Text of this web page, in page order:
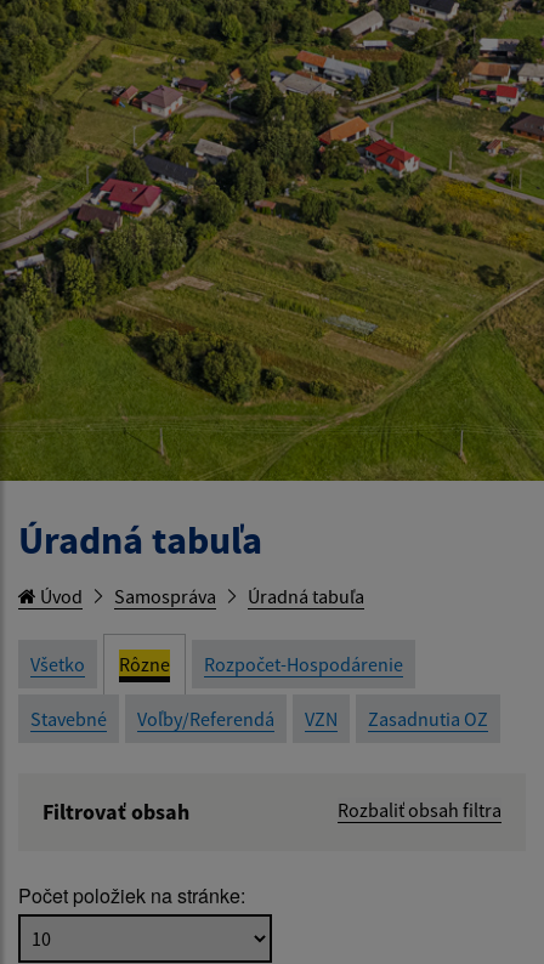
Úradná tabuľa
Úvod Samospráva Úradná tabuľa
Všetko Rôzne Rozpočet-Hospodárenie
Stavebné Voľby/Referendá VZN Zasadnutia OZ
Filtrovať obsah Rozbaliť obsah filtra
Popis:
Počet položiek na stránke: